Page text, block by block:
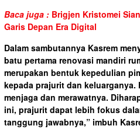
Baca juga : Brigjen Kristomei
Garis Depan Era Digital
Dalam sambutannya Kasrem
batu pertama renovasi mandiri
merupakan bentuk kepedulian
kepada prajurit dan keluarganya.
menjaga dan merawatnya.
ini, prajurit dapat lebih fokus
tanggung jawabnya,” imbuh